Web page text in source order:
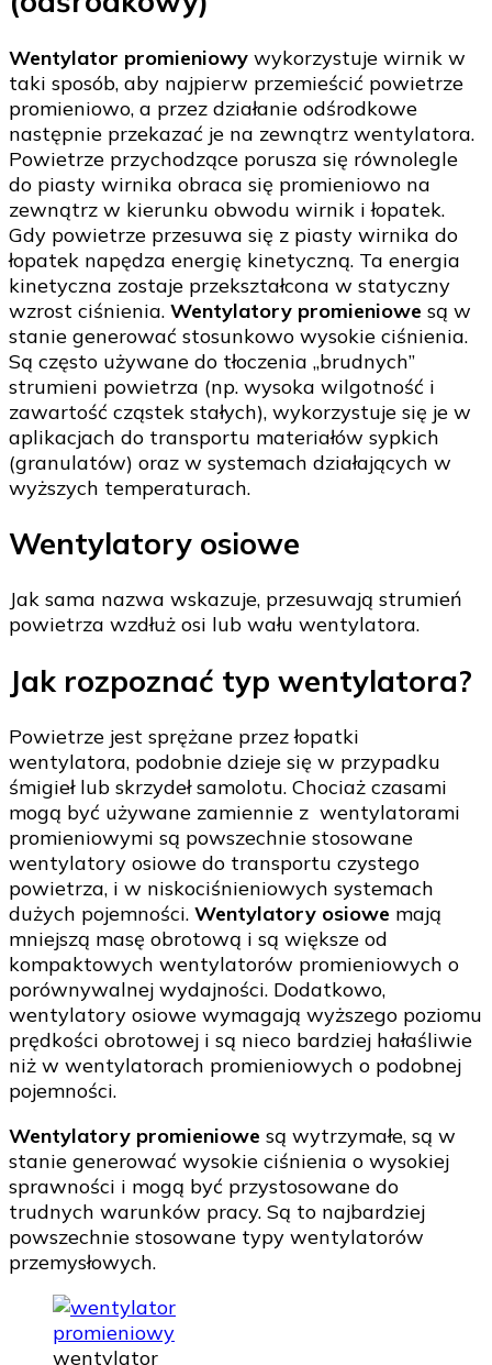
Wentylator promieniowy wykorzystuje wirnik w
taki sposób, aby najpierw przemieścić powietrze
promieniowo, a przez działanie odśrodkowe
następnie przekazać je na zewnątrz wentylatora.
Powietrze przychodzące porusza się równolegle
do piasty wirnika obraca się promieniowo na
zewnątrz w kierunku obwodu wirnik i łopatek.
Gdy powietrze przesuwa się z piasty wirnika do
łopatek napędza energię kinetyczną. Ta energia
kinetyczna zostaje przekształcona w statyczny
wzrost ciśnienia. Wentylatory promieniowe są w
stanie generować stosunkowo wysokie ciśnienia.
Są często używane do tłoczenia „brudnych”
strumieni powietrza (np. wysoka wilgotność i
zawartość cząstek stałych), wykorzystuje się je w
aplikacjach do transportu materiałów sypkich
(granulatów) oraz w systemach działających w
wyższych temperaturach.
Wentylatory osiowe
Jak sama nazwa wskazuje, przesuwają strumień
powietrza wzdłuż osi lub wału wentylatora.
Jak rozpoznać typ wentylatora?
Powietrze jest sprężane przez łopatki
wentylatora, podobnie dzieje się w przypadku
śmigieł lub skrzydeł samolotu. Chociaż czasami
mogą być używane zamiennie z wentylatorami
promieniowymi są powszechnie stosowane
wentylatory osiowe do transportu czystego
powietrza, i w niskociśnieniowych systemach
dużych pojemności. Wentylatory osiowe mają
mniejszą masę obrotową i są większe od
kompaktowych wentylatorów promieniowych o
porównywalnej wydajności. Dodatkowo,
wentylatory osiowe wymagają wyższego poziomu
prędkości obrotowej i są nieco bardziej hałaśliwie
niż w wentylatorach promieniowych o podobnej
pojemności.
Wentylatory promieniowe są wytrzymałe, są w
stanie generować wysokie ciśnienia o wysokiej
sprawności i mogą być przystosowane do
trudnych warunków pracy. Są to najbardziej
powszechnie stosowane typy wentylatorów
przemysłowych.
wentylator